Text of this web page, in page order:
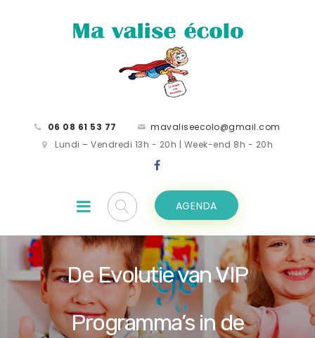
06 08 61 53 77
mavaliseecolo@gmail.com
Lundi – Vendredi 13h - 20h | Week-end 8h - 20h
AGENDA
De Evolutie van VIP
Programma’s in de